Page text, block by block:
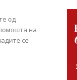
од
на
се